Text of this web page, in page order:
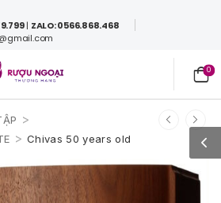
| ZALO: 0566.868.468
0
>
> Chivas 50 years old